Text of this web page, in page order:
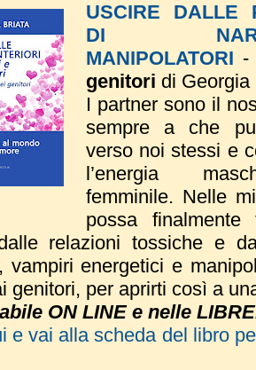
USCIRE DALLE
DI
MANIPOLATORI
genitori di Georgia
I partner sono il
sempre a che
verso noi stessi e
l’energia
femminile. Nelle
possa
relazioni tossiche e
vampiri energetici e
genitori, per aprirti così a
ON LINE e nelle
e vai alla scheda del libro